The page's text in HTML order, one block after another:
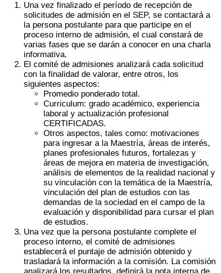
Una vez finalizado el período de recepción de
solicitudes de admisión en el SEP, se contactará a
la persona postulante para que participe en el
proceso interno de admisión, el cual constará de
varias fases que se darán a conocer en una charla
informativa.
El comité de admisiones analizará cada solicitud
con la finalidad de valorar, entre otros, los
siguientes aspectos:
Promedio ponderado total.
Curriculum: grado académico, experiencia
laboral y actualización profesional
CERTIFICADAS.
Otros aspectos, tales como: motivaciones
para ingresar a la Maestría, áreas de interés,
planes profesionales futuros, fortalezas y
áreas de mejora en materia de investigación,
análisis de elementos de la realidad nacional y
su vinculación con la temática de la Maestría,
vinculación del plan de estudios con las
demandas de la sociedad en el campo de la
evaluación y disponibilidad para cursar el plan
de estudios.
Una vez que la persona postulante complete el
proceso interno, el comité de admisiones
establecerá el puntaje de admisión obtenido y
trasladará la información a la comisión. La comisión